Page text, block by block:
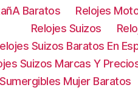
Baratos
Relojes
Relojes Suizos
Suizos Baratos En
Suizos Marcas Y
Mujer Baratos